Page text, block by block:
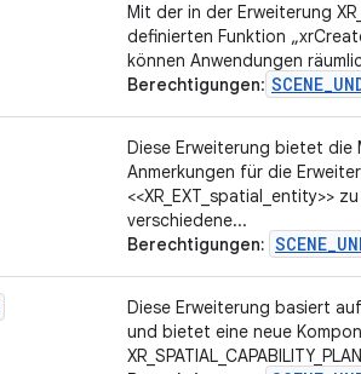
Mit der in der Erweiterung
definierten Funktion
können Anwendungen
Berechtigungen:
Diese Erweiterung bietet die
Anmerkungen für die
<<XR_EXT_spatial_entity>>
verschiedene...
Berechtigungen:
Diese Erweiterung basiert auf
und bietet eine neue